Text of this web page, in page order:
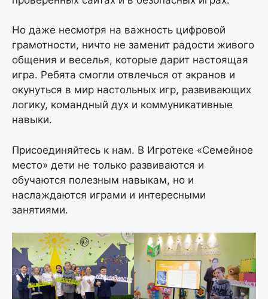
Но даже несмотря на важность цифровой
грамотности, ничто не заменит радости живого
общения и веселья, которые дарит настоящая
игра. Ребята смогли отвлечься от экранов и
окунуться в мир настольных игр, развивающих
логику, командный дух и коммуникативные
навыки.
Присоединяйтесь к нам. В Игротеке «Семейное
место» дети не только развиваются и
обучаются полезным навыкам, но и
наслаждаются играми и интересными
занятиями.